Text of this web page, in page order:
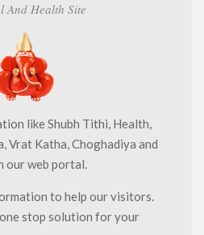
And Health Site
like Shubh Tithi, Health,
Vrat Katha, Choghadiya and
our web portal.
to help our visitors.
stop solution for your